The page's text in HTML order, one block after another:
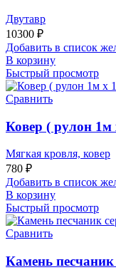
Двутавр
10300 ₽
Добавить в список
В корзину
Быстрый просмотр
Сравнить
Ковер ( рулон 1м
Мягкая кровля, ковер
780 ₽
Добавить в список
В корзину
Быстрый просмотр
Сравнить
Камень песчаник